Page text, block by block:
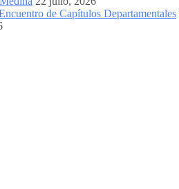
de Capítulos Departamentales